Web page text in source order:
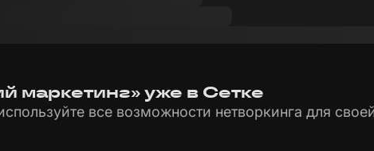
маркетинг» уже в Сетке
все возможности нетворкинга для